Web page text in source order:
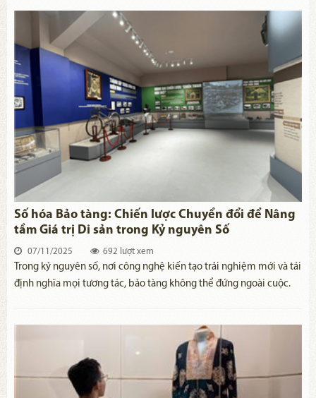
Số hóa Bảo tàng: Chiến lược Chuyển đổi để Nâng
tầm Giá trị Di sản trong Kỷ nguyên Số
07/11/2025 692 lượt xem
Trong kỷ nguyên số, nơi công nghệ kiến tạo trải nghiệm mới và tái
định nghĩa mọi tương tác, bảo tàng không thể đứng ngoài cuộc.
cổng kết nối quá khứ với tương lai công nghệ. Số hóa bảo tàng,
không chỉ là yêu cầu cấp thiết bảo vệ di sản khỏi bào mòn thời
gian, mà còn là chiến lược đột phá, kiến tạo trải nghiệm chưa
từng có và tối ưu hóa quản lý di sản trong kỷ nguyên kết nối toàn